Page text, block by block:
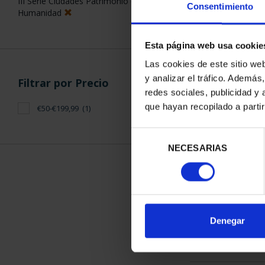
Consentimiento
Esta página web usa
Las cookies de este sitio
y analizar el tráfico.
redes sociales, publicidad y
que hayan recopilado a
consentimiento
NECESARIAS
Denegar
Humanidad
Filtrar por Precio
€50-€199,99 (1)
CIUDADES
ORDENAR POR: